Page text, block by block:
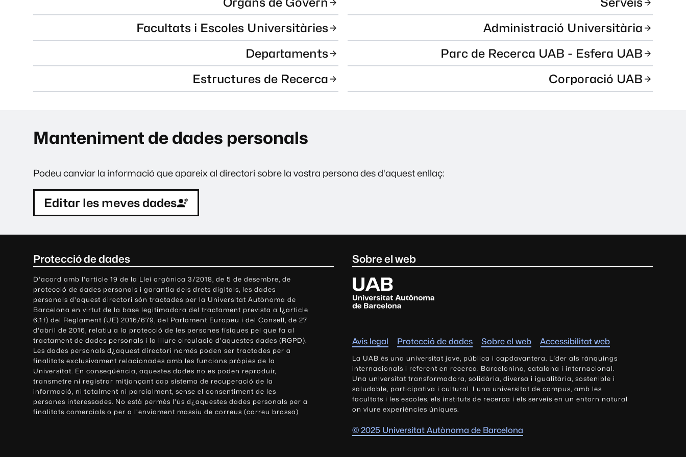
Facultats i Escoles Universitàries
Departaments
Estructures de Recerca
Administració Universitària
Parc de Recerca UAB - Esfera UAB
Corporació UAB
Manteniment de dades personals
Podeu canviar la informació que apareix al directori sobre la vostra persona des d'aquest enllaç:
Editar les meves dades
Protecció de dades
D'acord amb l'article 19 de la Llei orgànica 3/2018, de 5 de desembre, de
protecció de dades personals i garantia dels drets digitals, les dades
personals d'aquest directori són tractades per la Universitat Autònoma de
Barcelona en virtut de la base legitimadora del tractament prevista a l¿article
6.1.f) del Reglament (UE) 2016/679, del Parlament Europeu i del Consell, de 27
d'abril de 2016, relatiu a la protecció de les persones físiques pel que fa al
tractament de dades personals i la lliure circulació d'aquestes dades (RGPD).
Les dades personals d¿aquest directori només poden ser tractades per a
finalitats exclusivament relacionades amb les funcions pròpies de la
Universitat. En conseqüència, aquestes dades no es poden reproduir,
transmetre ni registrar mitjançant cap sistema de recuperació de la
informació, ni totalment ni parcialment, sense el consentiment de les
persones interessades. No està permès l'ús d¿aquestes dades personals per a
finalitats comercials o per a l'enviament massiu de correus (correu brossa)
Sobre el web
U
n
i
s
i
t
a
t
A
u
t
ò
Avís legal Protecció de dades Sobre el web Accessibilitat web
La UAB és una universitat jove, pública i capdavantera. Líder als rànquings
internacionals i referent en recerca. Barcelonina, catalana i internacional.
Una universitat transformadora, solidària, diversa i igualitària, sostenible i
saludable, participativa i cultural. I una universitat de campus, amb les
facultats i les escoles, els instituts de recerca i els serveis en un entorn natural
on viure experiències úniques.
© 2025 Universitat Autònoma de Barcelona